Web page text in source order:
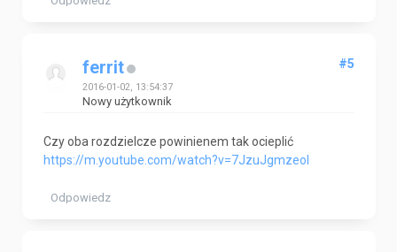
ferrit
2016-01-02, 13:54:37
Nowy użytkownik
#5
Czy oba rozdzielcze powinienem tak ocieplić
https://m.youtube.com/watch?v=7JzuJgmzeoI
Odpowiedz